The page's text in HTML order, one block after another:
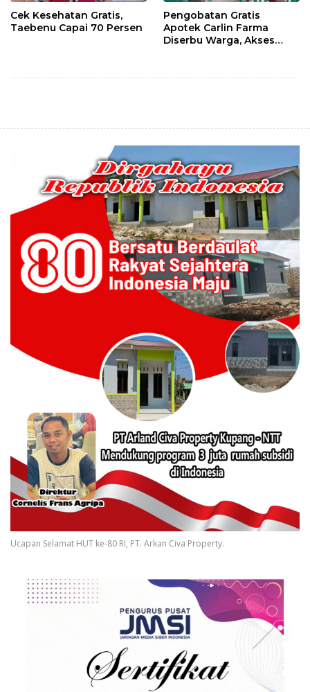
Cek Kesehatan Gratis,
Taebenu Capai 70 Persen
Pengobatan Gratis
Apotek Carlin Farma
Diserbu Warga, Akses
Ucapan Selamat HUT ke-80 RI, PT. Arkan Civa Property.